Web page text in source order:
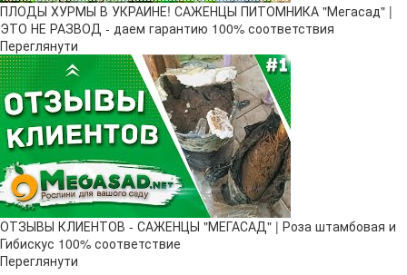
ПЛОДЫ ХУРМЫ В УКРАИНЕ! САЖЕНЦЫ ПИТОМНИКА "Мегасад" |
ЭТО НЕ РАЗВОД - даем гарантию 100% соответствия
Переглянути
ОТЗЫВЫ КЛИЕНТОВ - САЖЕНЦЫ "МЕГАСАД" | Роза штамбовая и
Гибискус 100% соответствие
Переглянути